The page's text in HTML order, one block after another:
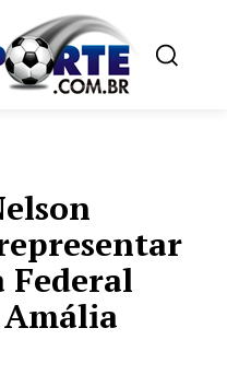
Federal